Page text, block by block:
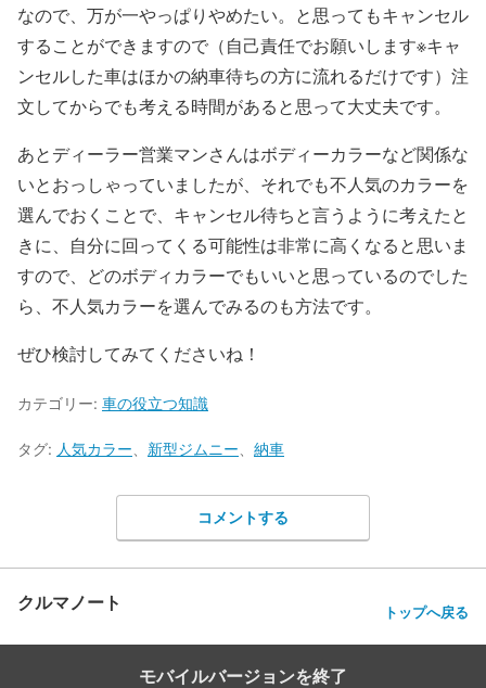
なので、万が一やっぱりやめたい。と思ってもキャンセル
することができますので（自己責任でお願いします※キャ
ンセルした車はほかの納車待ちの方に流れるだけです）注
文してからでも考える時間があると思って大丈夫です。
あとディーラー営業マンさんはボディーカラーなど関係な
いとおっしゃっていましたが、それでも不人気のカラーを
選んでおくことで、キャンセル待ちと言うように考えたと
きに、自分に回ってくる可能性は非常に高くなると思いま
すので、どのボディカラーでもいいと思っているのでした
ら、不人気カラーを選んでみるのも方法です。
ぜひ検討してみてくださいね！
カテゴリー: 車の役立つ知識
タグ: 人気カラー 新型ジムニー 納車
コメントする
クルマノート トップへ戻る
モバイルバージョンを終了